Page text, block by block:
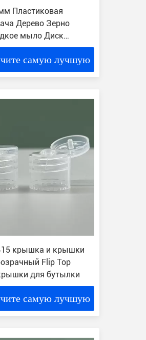
Пластиковая
Дерево Зерно
мыло Диск
самую лучшую
крышка и крышки
Flip Top
для бутылки
самую лучшую